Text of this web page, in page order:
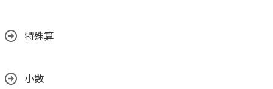
特殊算
小数